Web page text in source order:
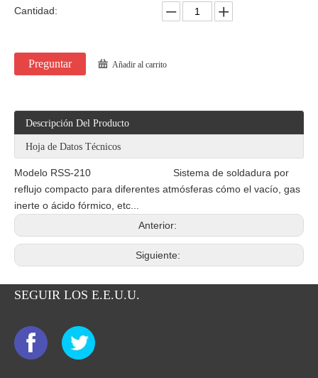
Cantidad:
Preguntar Añadir al carrito
Descripción Del Producto
Hoja de Datos Técnicos
Modelo RSS-210 Sistema de soldadura por
reflujo compacto para diferentes atmósferas cómo el vacío, gas
inerte o ácido fórmico, etc...
Anterior:
Siguiente:
SEGUIR LOS E.E.U.U.